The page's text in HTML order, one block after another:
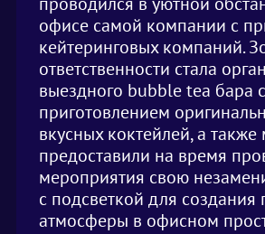
офисе самой компании с
кейтеринговых компаний.
ответственности стала
выездного bubble tea бара с
приготовлением
вкусных коктейлей, а
предоставили на время
мероприятия свою
с подсветкой для создания
атмосферы в офисном